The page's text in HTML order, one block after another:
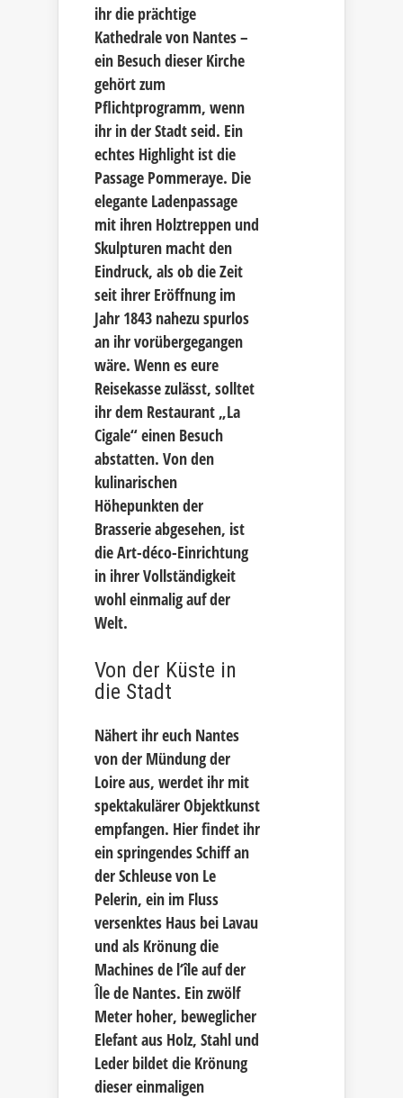
ihr die prächtige
Kathedrale von Nantes –
ein Besuch dieser Kirche
gehört zum
Pflichtprogramm, wenn
ihr in der Stadt seid. Ein
echtes Highlight ist die
Passage Pommeraye. Die
elegante Ladenpassage
mit ihren Holztreppen und
Skulpturen macht den
Eindruck, als ob die Zeit
seit ihrer Eröffnung im
Jahr 1843 nahezu spurlos
an ihr vorübergegangen
wäre. Wenn es eure
Reisekasse zulässt, solltet
ihr dem Restaurant „La
Cigale“ einen Besuch
abstatten. Von den
kulinarischen
Höhepunkten der
Brasserie abgesehen, ist
die Art-déco-Einrichtung
in ihrer Vollständigkeit
wohl einmalig auf der
Welt.
Von der Küste in
die Stadt
Nähert ihr euch Nantes
von der Mündung der
Loire aus, werdet ihr mit
spektakulärer Objektkunst
empfangen. Hier findet ihr
ein springendes Schiff an
der Schleuse von Le
Pelerin, ein im Fluss
versenktes Haus bei Lavau
und als Krönung die
Machines de l‘île auf der
Île de Nantes. Ein zwölf
Meter hoher, beweglicher
Elefant aus Holz, Stahl und
Leder bildet die Krönung
dieser einmaligen